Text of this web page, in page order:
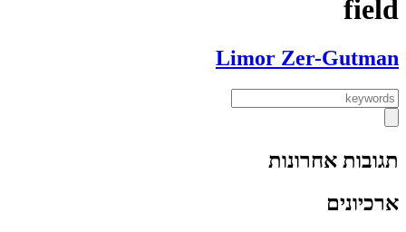
field
Limor Zer-Gutman
תגובות אחרונות
ארכיונים